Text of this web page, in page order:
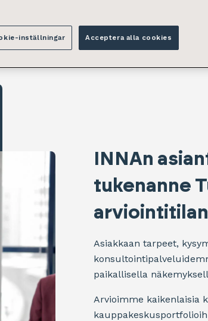
INNAn
tukenanne
Asiakkaan tarpeet,
paikallisella
Arvioimme kaikenlaisia
inställningar Acceptera alla cookies